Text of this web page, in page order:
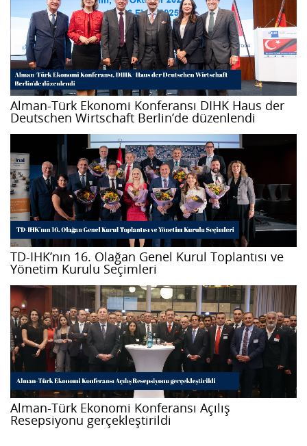
Alman-Türk Ekonomi Konferansı DIHK Haus der
Deutschen Wirtschaft Berlin’de düzenlendi
TD-IHK’nın 16. Olağan Genel Kurul Toplantısı ve
Yönetim Kurulu Seçimleri
Alman-Türk Ekonomi Konferansı Açılış
Resepsiyonu gerçekleştirildi